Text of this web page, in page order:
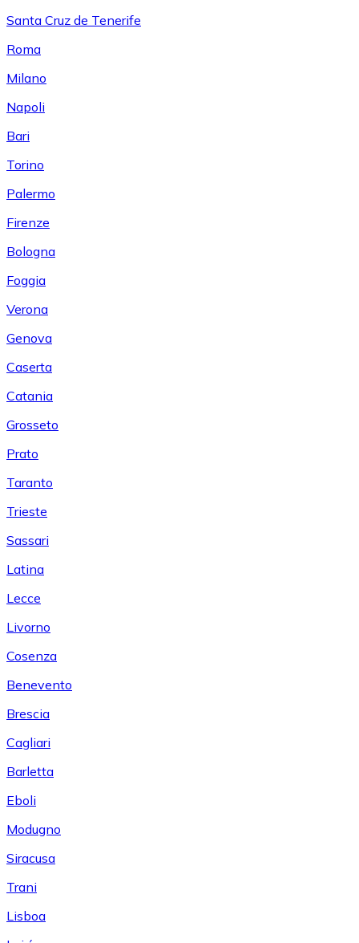
Santa Cruz de Tenerife
Roma
Milano
Napoli
Bari
Torino
Palermo
Firenze
Bologna
Foggia
Verona
Genova
Caserta
Catania
Grosseto
Prato
Taranto
Trieste
Sassari
Latina
Lecce
Livorno
Cosenza
Benevento
Brescia
Cagliari
Barletta
Eboli
Modugno
Siracusa
Trani
Lisboa